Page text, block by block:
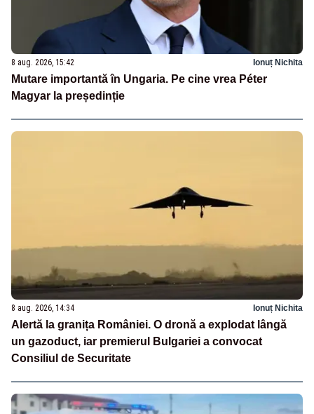
8 aug. 2026, 15:42 Ionuț Nichita
Mutare importantă în Ungaria. Pe cine vrea Péter
Magyar la președinție
8 aug. 2026, 14:34 Ionuț Nichita
Alertă la granița României. O dronă a explodat lângă
un gazoduct, iar premierul Bulgariei a convocat
Consiliul de Securitate